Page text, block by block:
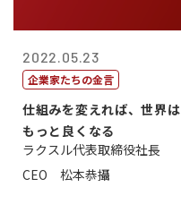
2022.05.23
企業家たちの金言
仕組みを変えれば、世界は
もっと良くなる
ラクスル代表取締役社長
CEO 松本恭攝